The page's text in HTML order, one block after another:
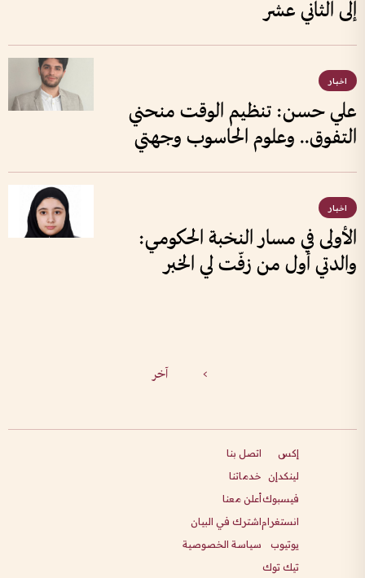
إلى الثاني عشر
اخبار
علي حسن: تنظيم الوقت منحني
التفوق.. وعلوم الحاسوب وجهتي
اخبار
الأولى في مسار النخبة الحكومي:
والدتي أول من زفّت لي الخبر
> آخر
إكس
لينكدإن
فيسبوك
انستغرام
يوتيوب
تيك توك
اتصل بنا
خدماتنا
أعلن معنا
اشترك في البيان
سياسة الخصوصية